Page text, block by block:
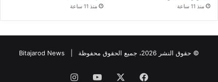
منذ 11 ساعة منذ 11 ساعة
© حقوق النشر 2026، جميع الحقوق محفوظة | Bitajarod News
فيسبوك ‫YouTubeانستقرام